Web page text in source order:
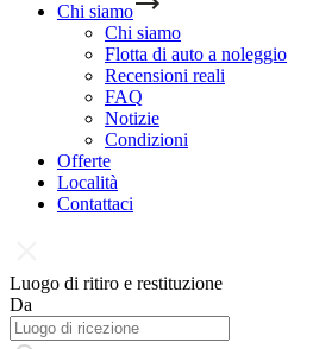
Chi siamo
Chi siamo
Flotta di auto a noleggio
Recensioni reali
FAQ
Notizie
Condizioni
Offerte
Località
Contattaci
Luogo di ritiro e restituzione
Da